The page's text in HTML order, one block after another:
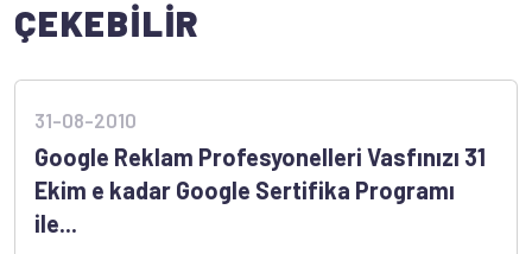
ÇEKEBİLİR
31-08-2010
Google Reklam Profesyonelleri Vasfınızı 31
Ekim e kadar Google Sertifika Programı
ile...